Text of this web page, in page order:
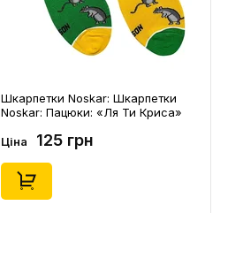
Шкарпетки Noskar: Шкарпетки
Noskar: Пацюки: «Ля Ти Криса»
Ціна 125 грн